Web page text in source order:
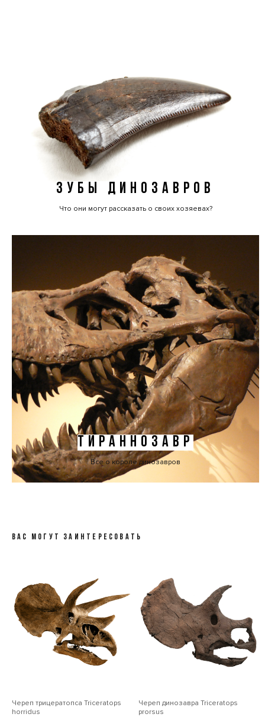
ЗУБЫ ДИНОЗАВРОВ
Что они могут рассказать о своих хозяевах?
ТИРАННОЗАВР
Все о короле динозавров
ВАС МОГУТ ЗАИНТЕРЕСОВАТЬ
Череп трицератопса Triceratops
horridus
Череп динозавра Triceratops
prorsus